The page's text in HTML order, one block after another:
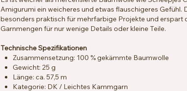
Amigurumi ein weicheres und etwas flauschigeres Gefühl.
besonders praktisch für mehrfarbige Projekte und erspart
Garnmengen für nur wenige Details oder kleine Teile.
Technische Spezifikationen
Zusammensetzung: 100 % gekämmte Baumwolle
Gewicht: 25 g
Länge: ca. 57,5 m
Kategorie: DK / Leichtes Kammgarn